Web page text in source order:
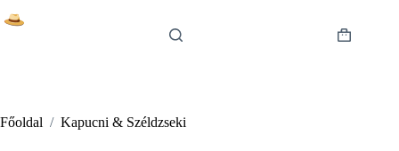
to
Shopping
Főoldal / Kapucni & Széldzseki